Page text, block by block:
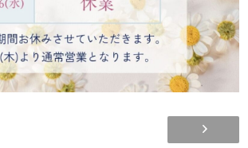
＞中津市沖代アパート フォーブル中央